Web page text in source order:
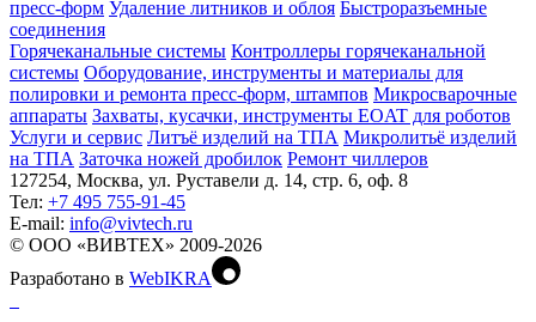
пресс-форм Удаление литников и облоя Быстроразъемные
соединения
Горячеканальные системы Контроллеры горячеканальной
системы Оборудование, инструменты и материалы для
полировки и ремонта пресс-форм, штампов Микросварочные
аппараты Захваты, кусачки, инструменты EOAT для роботов
Услуги и сервис Литъё изделий на ТПА Микролитьё изделий
на ТПА Заточка ножей дробилок Ремонт чиллеров
127254, Москва, ул. Руставели д. 14, стр. 6, оф. 8
Тел: +7 495 755-91-45
Е-mail: info@vivtech.ru
© ООО «ВИВТЕХ» 2009-2026
Разработано в WebIKRA